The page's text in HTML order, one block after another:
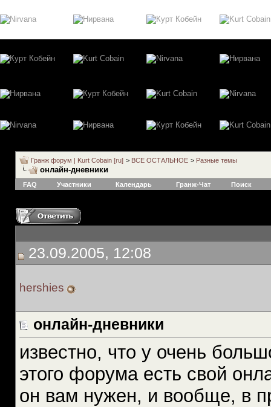
Гранж форум | Kurt Cobain [ru] > ВСЕ ОСТАЛЬНОЕ > Разные темы
онлайн-дневники
FAQ Участники Календарь Гранж-Чат Поиск
23.09.2005, 12:08
hershies
онлайн-дневники
известно, что у очень
этого форума есть свой
он вам нужен, и вообще, в